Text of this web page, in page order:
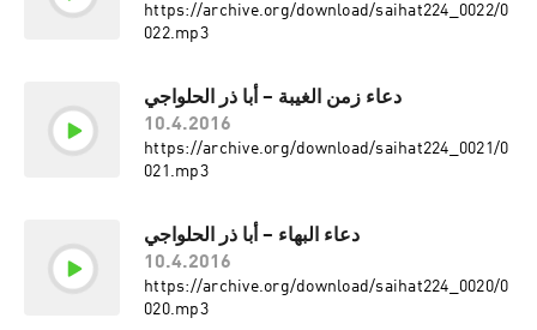
https://archive.org/download/saihat224_0022/0
022.mp3
دعاء زمن الغيبة – أبا ذر الحلواجي
10.4.2016
https://archive.org/download/saihat224_0021/0
021.mp3
دعاء البهاء – أبا ذر الحلواجي
10.4.2016
https://archive.org/download/saihat224_0020/0
020.mp3